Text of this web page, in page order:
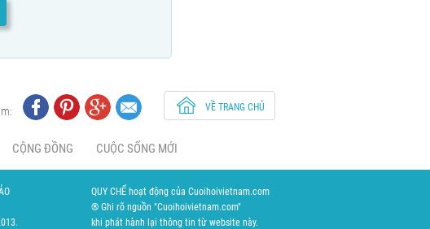
VỀ TRANG CHỦ
CỘNG ĐỒNG CUỘC SỐNG MỚI
QUY CHẾ hoạt động của Cuoihoivietnam.com
® Ghi rõ nguồn "Cuoihoivietnam.com"
khi phát hành lại thông tin từ website này.